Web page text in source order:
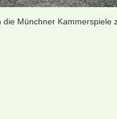
Münchner